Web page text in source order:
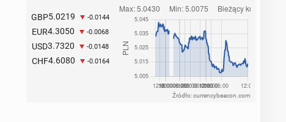
GBP5.0219 -0.0144
EUR4.3050 -0.0068
USD3.7320 -0.0148
CHF4.6080 -0.0164
Źródło: currencybeacon.com